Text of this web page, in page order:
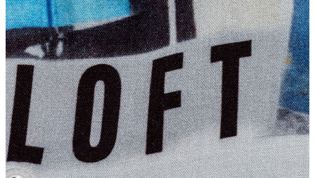
ERKEK
ERKEK
Jean Pantolon
Pantolon
Sweatshirt
Gömlek
Ceket
Eşofman Altı
T-shirt
Polo K.Kol
Hırka
Kazak
Mont
Kaban